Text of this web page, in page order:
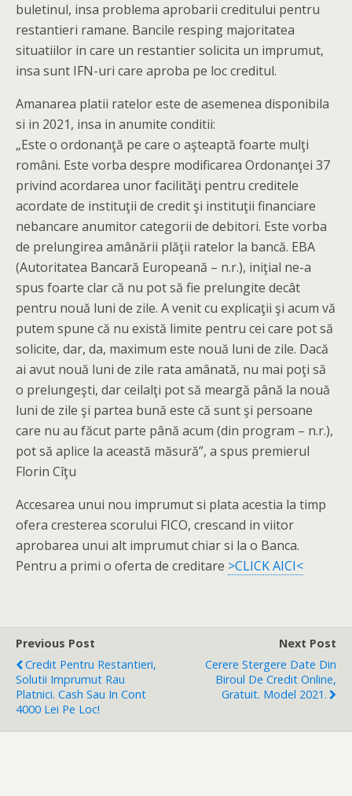
buletinul, insa problema aprobarii creditului pentru
restantieri ramane. Bancile resping majoritatea
situatiilor in care un restantier solicita un imprumut,
insa sunt IFN-uri care aproba pe loc creditul.
Amanarea platii ratelor este de asemenea disponibila
si in 2021, insa in anumite conditii:
„Este o ordonanţă pe care o aşteaptă foarte mulţi
români. Este vorba despre modificarea Ordonanţei 37
privind acordarea unor facilităţi pentru creditele
acordate de instituţii de credit şi instituţii financiare
nebancare anumitor categorii de debitori. Este vorba
de prelungirea amânării plăţii ratelor la bancă. EBA
(Autoritatea Bancară Europeană – n.r.), iniţial ne-a
spus foarte clar că nu pot să fie prelungite decât
pentru nouă luni de zile. A venit cu explicaţii şi acum vă
putem spune că nu există limite pentru cei care pot să
solicite, dar, da, maximum este nouă luni de zile. Dacă
ai avut nouă luni de zile rata amânată, nu mai poţi să
o prelungeşti, dar ceilalţi pot să meargă până la nouă
luni de zile şi partea bună este că sunt şi persoane
care nu au făcut parte până acum (din program – n.r.),
pot să aplice la această măsură”, a spus premierul
Florin Cîţu
Accesarea unui nou imprumut si plata acestia la timp
ofera cresterea scorului FICO, crescand in viitor
aprobarea unui alt imprumut chiar si la o Banca.
Pentru a primi o oferta de creditare >CLICK AICI<
Previous Post
Credit Pentru Restantieri,
Solutii Imprumut Rau
Platnici. Cash Sau In Cont
4000 Lei Pe Loc!
Next Post
Cerere Stergere Date Din
Biroul De Credit Online,
Gratuit. Model 2021.